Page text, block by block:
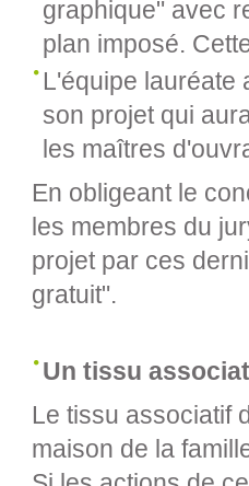
graphique" avec
plan imposé.
L'équipe lauréate
son projet qui
les maîtres
En obligeant le
les membres du
projet par ces
gratuit".
Un tissu
Le tissu associatif
maison de la